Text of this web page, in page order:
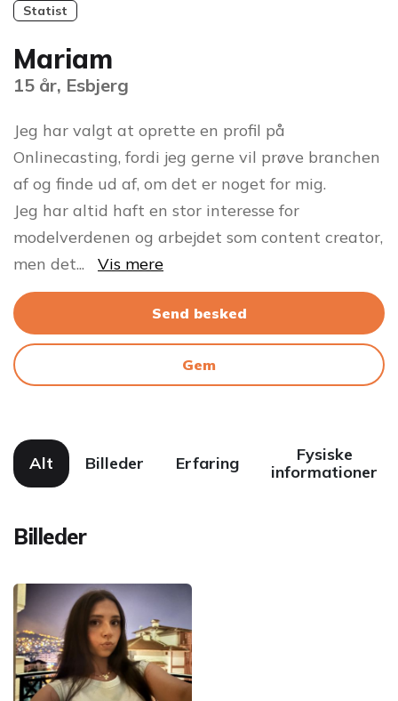
Statist
Mariam
15 år, Esbjerg
Jeg har valgt at oprette en profil på
Onlinecasting, fordi jeg gerne vil prøve branchen
af og finde ud af, om det er noget for mig.
Jeg har altid haft en stor interesse for
modelverdenen og arbejdet som content creator,
men det... Vis mere
Send besked
Gem
Alt Billeder Erfaring
Fysiske
informationer
Billeder